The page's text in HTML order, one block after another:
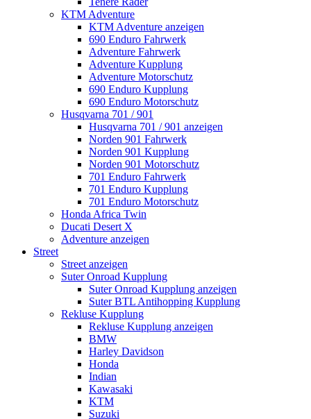
KTM Adventure
KTM Adventure anzeigen
690 Enduro Fahrwerk
Adventure Fahrwerk
Adventure Kupplung
Adventure Motorschutz
690 Enduro Kupplung
690 Enduro Motorschutz
Husqvarna 701 / 901
Husqvarna 701 / 901 anzeigen
Norden 901 Fahrwerk
Norden 901 Kupplung
Norden 901 Motorschutz
701 Enduro Fahrwerk
701 Enduro Kupplung
701 Enduro Motorschutz
Honda Africa Twin
Ducati Desert X
Adventure anzeigen
Street
Street anzeigen
Suter Onroad Kupplung
Suter Onroad Kupplung anzeigen
Suter BTL Antihopping Kupplung
Rekluse Kupplung
Rekluse Kupplung anzeigen
BMW
Harley Davidson
Honda
Indian
Kawasaki
KTM
Suzuki